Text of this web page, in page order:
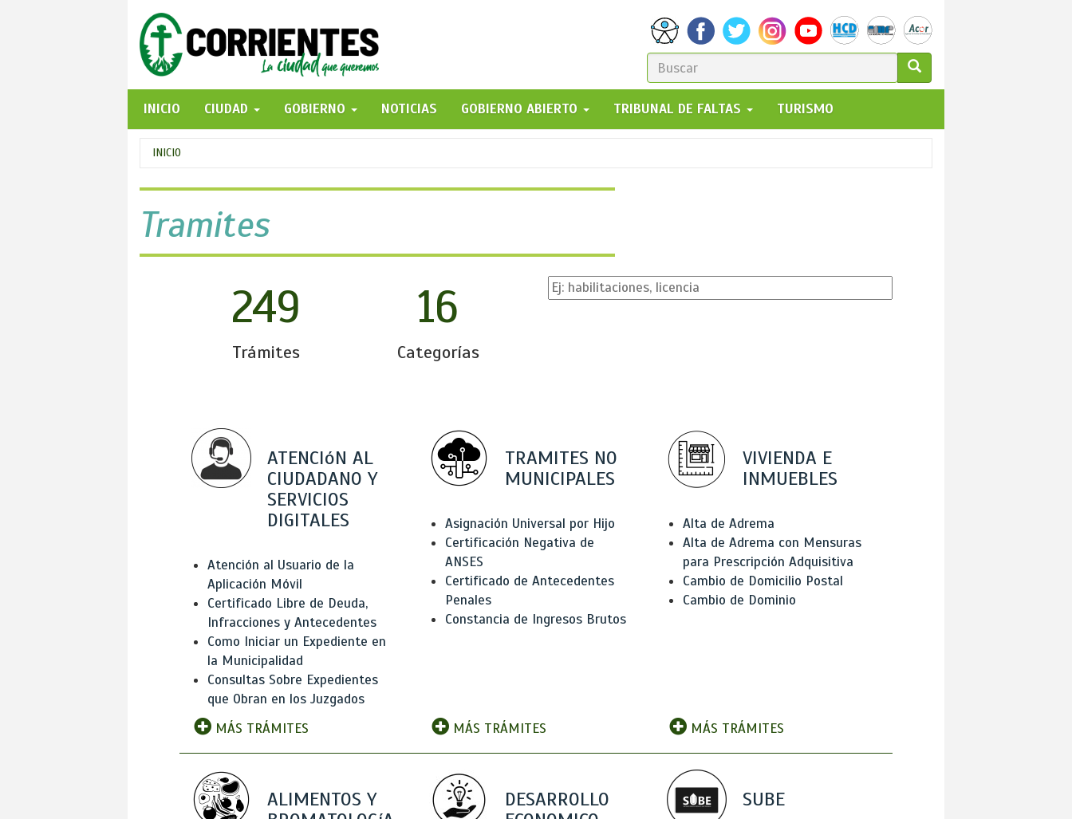
FORMULARIO
DE
BÚSQUEDA
GO!
INICIO
CIUDAD GOBIERNO NOTICIAS GOBIERNO ABIERTO TRIBUNAL DE FALTAS TURISMO
Se
encuentra
usted
aquí
INICIO
Tramites
249
Trámites
16
Categorías
ATENCIóN AL
CIUDADANO Y
SERVICIOS
DIGITALES
Atención al Usuario de la
Aplicación Móvil
Certificado Libre de Deuda,
Infracciones y Antecedentes
Como Iniciar un Expediente en
la Municipalidad
Consultas Sobre Expedientes
que Obran en los Juzgados
MÁS TRÁMITES
TRAMITES NO
MUNICIPALES
Asignación Universal por Hijo
Certificación Negativa de
ANSES
Certificado de Antecedentes
Penales
Constancia de Ingresos Brutos
MÁS TRÁMITES
VIVIENDA E
INMUEBLES
Alta de Adrema
Alta de Adrema con Mensuras
para Prescripción Adquisitiva
Cambio de Domicilio Postal
Cambio de Dominio
MÁS TRÁMITES
ALIMENTOS Y
DESARROLLO
SUBE